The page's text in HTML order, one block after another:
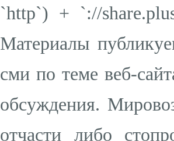
`http`) + `://
Материалы
сми по теме веб-
обсуждения.
отчасти либо